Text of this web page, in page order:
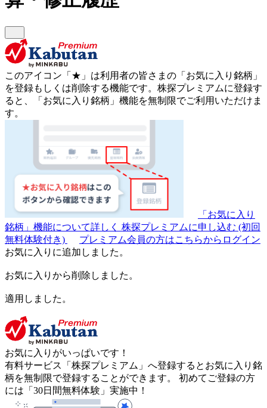
このアイコン 「★」 は利用者の皆さまの 「お気に入り銘柄」
を登録もしくは削除する機能です。 株探プレミアムに登録す
ると、「お気に入り銘柄」機能を無制限でご利用いただけま
す。
「お気に入り
銘柄」機能について詳しく 株探プレミアムに申し込む (初回
無料体験付き)
プレミアム会員の方はこちらからログイン
お気に入りに追加しました。
お気に入りから削除しました。
適用しました。
お気に入りがいっぱいです！
有料サービス「株探プレミアム」へ登録するとお気に入り銘
柄を無制限で登録することができます。 初めてご登録の方
には「30日間無料体験」実施中！